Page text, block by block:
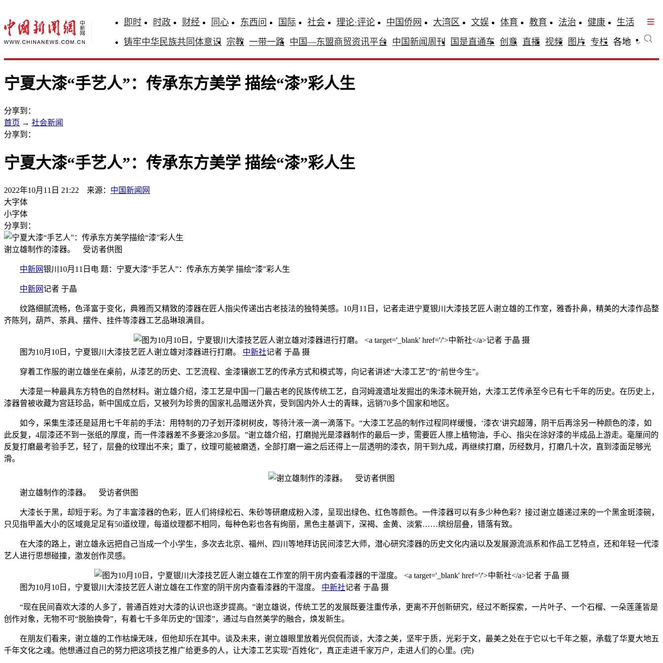
即时 时政 财经 同心 东西问 国际 社会 理论·评论 中国侨网 大湾区 文娱 体育 教育 法治 健康
生活
铸牢中华民族共同体意识 宗教 一带一路 中国—东盟商贸资讯平台 中国新闻周刊 国是直通车 创意 直播 视频 图片 专栏 各地
宁夏大漆“手艺人”：传承东方美学 描绘“漆”彩人生
分享到：
首页 → 社会新闻
分享到：
宁夏大漆“手艺人”：传承东方美学 描绘“漆”彩人生
2022年10月11日 21:22 来源： 中国新闻网
大字体
小字体
分享到：
谢立雄制作的漆器。 受访者供图
中新网银川10月11日电 题：宁夏大漆“手艺人”：传承东方美学 描绘“漆”彩人生
中新网记者 于晶
纹路细腻流畅，色泽富于变化，典雅而又精致的漆器在匠人指尖传递出古老技法的独特美感。10月11日，记者走进宁夏银川大漆技艺匠人谢立雄的工作室，雅香扑鼻，精美的大漆作品整
齐陈列，葫芦、茶具、摆件、挂件等漆器工艺品琳琅满目。
图为10月10日，宁夏银川大漆技艺匠人谢立雄对漆器进行打磨。 中新社记者 于晶 摄
穿着工作服的谢立雄坐在桌前，从漆艺的历史、工艺流程、金漆镶嵌工艺的传承方式和模式等，向记者讲述“大漆工艺”的“前世今生”。
大漆是一种最具东方特色的自然材料。谢立雄介绍，漆工艺是中国一门最古老的民族传统工艺，自河姆渡遗址发掘出的朱漆木碗开始，大漆工艺传承至今已有七千年的历史。在历史上，
漆器曾被收藏为宫廷珍品，新中国成立后，又被列为珍贵的国家礼品赠送外宾，受到国内外人士的青睐，远销70多个国家和地区。
如今，采集生漆还是延用七千年前的手法：用特制的刀子划开漆树树皮，等待汁液一滴一滴落下。“大漆工艺品的制作过程同样缓慢，‘漆衣’讲究超薄，阴干后再涂另一种颜色的漆，如
此反复，4层漆还不到一张纸的厚度，而一件漆器差不多要涂20多层。”谢立雄介绍，打磨抛光是漆器制作的最后一步，需要匠人擦上植物油，手心、指尖在涂好漆的半成品上游走。毫厘间的
反复打磨最考验手艺，轻了，层叠的纹理出不来；重了，纹理可能被磨透，全部打磨一遍之后还得上一层透明的漆衣，阴干到九成，再继续打磨，历经数月，打磨几十次，直到漆面足够光
滑。
谢立雄制作的漆器。 受访者供图
大漆长于黑，却短于彩。为了丰富漆器的色彩，匠人们将绿松石、朱砂等研磨成粉入漆，呈现出绿色、红色等颜色。一件漆器可以有多少种色彩？接过谢立雄递过来的一个黑金斑漆碗，
只见指甲盖大小的区域竟足足有50道纹理，每道纹理都不相同，每种色彩也各有绚丽，黑色主基调下，深褐、金黄、淡紫……缤纷层叠，错落有致。
在大漆的路上，谢立雄永远把自己当成一个小学生，多次去北京、福州、四川等地拜访民间漆艺大师，潜心研究漆器的历史文化内涵以及发展源流派系和作品工艺特点，还和年轻一代漆
艺人进行思想碰撞，激发创作灵感。
图为10月10日，宁夏银川大漆技艺匠人谢立雄在工作室的阴干房内查看漆器的干湿度。 中新社记者 于晶 摄
“现在民间喜欢大漆的人多了，普通百姓对大漆的认识也逐步提高。”谢立雄说，传统工艺的发展既要注重传承，更离不开创新研究，经过不断探索，一片叶子、一个石榴、一朵莲蓬皆是
创作对象，无物不可“脱胎换骨”，有着七千多年历史的“国漆”，通过与自然美学的融合，焕发新生。
在朋友们看来，谢立雄的工作枯燥无味，但他却乐在其中。谈及未来，谢立雄眼里放着光侃侃而谈，大漆之美，坚牢于质，光彩于文，最美之处在于它以七千年之躯，承载了华夏大地五
千年文化之魂。他想通过自己的努力把这项技艺推广给更多的人，让大漆工艺实现“百姓化”，真正走进千家万户，走进人们的心里。(完)